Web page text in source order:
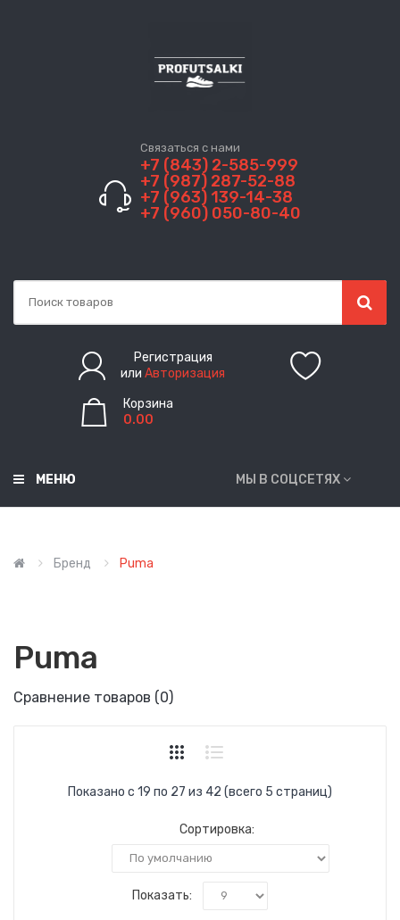
Связаться с нами
+7 (843) 2-585-999
+7 (987) 287-52-88
+7 (963) 139-14-38
+7 (960) 050-80-40
Регистрация
или Авторизация
Корзина
0.00
МЫ В СОЦСЕТЯХ
МЕНЮ
Бренд Puma
Puma
Сравнение товаров (0)
Показано с 19 по 27 из 42 (всего 5 страниц)
Сортировка:
Показать: